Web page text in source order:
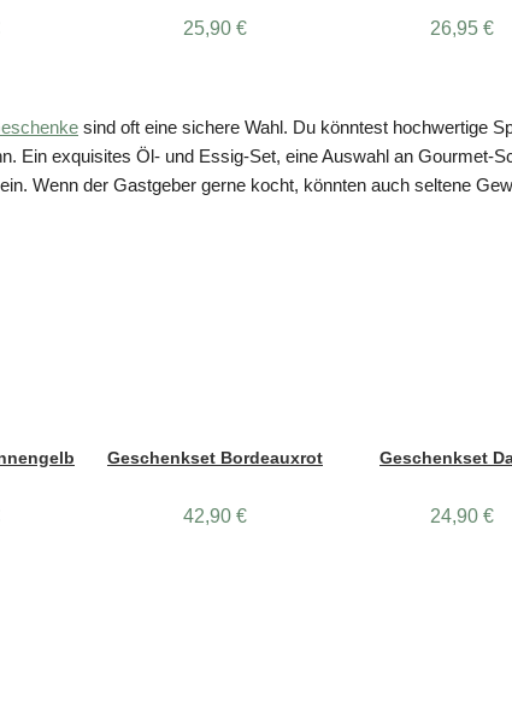
25,90 € 26,95 €
sind oft eine sichere Wahl. Du könntest hochwertige
Ein exquisites Öl- und Essig-Set, eine Auswahl an Gourmet-
Wenn der Gastgeber gerne kocht, könnten auch seltene
Geschenkset Bordeauxrot
42,90 €
Geschenkset
24,90 €